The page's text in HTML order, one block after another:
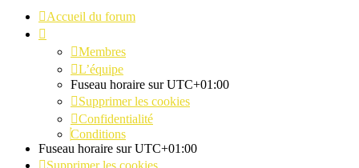
Accueil du forum
Membres
L’équipe
Fuseau horaire surUTC+01:00
Supprimer les cookies
Confidentialité
Conditions
Fuseau horaire surUTC+01:00